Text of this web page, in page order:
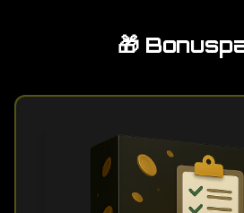
🎁